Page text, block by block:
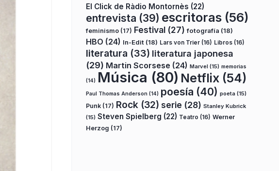
El Click de Ràdio Montornès (22)
entrevista (39) escritoras (56)
feminismo (17) Festival (27) fotografía (18)
HBO (24) In-Edit (18) Lars von Trier (16) Libros (16)
literatura (33) literatura japonesa
(29) Martin Scorsese (24) Marvel (15) memorias
(14) Música (80) Netflix (54)
Paul Thomas Anderson (14) poesía (40) poeta (15)
Punk (17) Rock (32) serie (28) Stanley Kubrick
(15) Steven Spielberg (22) Teatro (16) Werner
Herzog (17)